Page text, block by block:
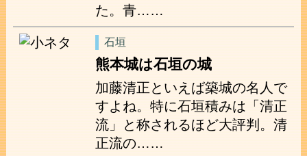
た。青……
石垣
熊本城は石垣の城
加藤清正といえば築城の名人で
すよね。特に石垣積みは「清正
流」と称されるほど大評判。清
正流の……